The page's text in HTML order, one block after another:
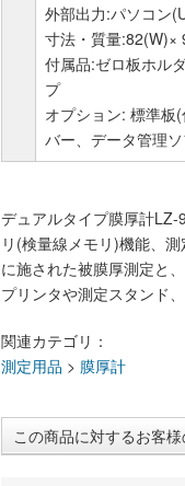
外部出力:パソコン
寸法・質量
付属品:ゼロ板ホル
プ
オプション: 標準板
バー、データ管理
デュアルタイプ膜厚計
リ(検量線メモリ)機能、
に施された被膜厚測定と
プリンタや測定スタンド
関連カテゴリ：
測定用品 > 膜厚計
この商品に対するお客